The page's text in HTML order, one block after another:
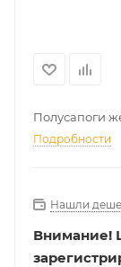
Полусапоги
Подробности
Нашли
Внимание!